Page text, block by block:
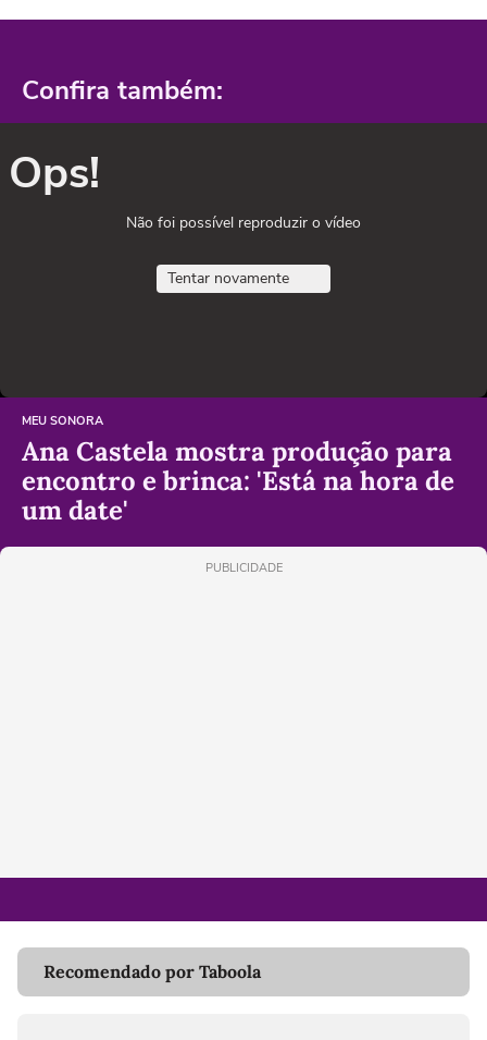
Confira também:
Ops!
Não foi possível reproduzir o vídeo
Tentar novamente
MEU SONORA
Ana Castela mostra produção para
encontro e brinca: 'Está na hora de
um date'
PUBLICIDADE
Recomendado por Taboola